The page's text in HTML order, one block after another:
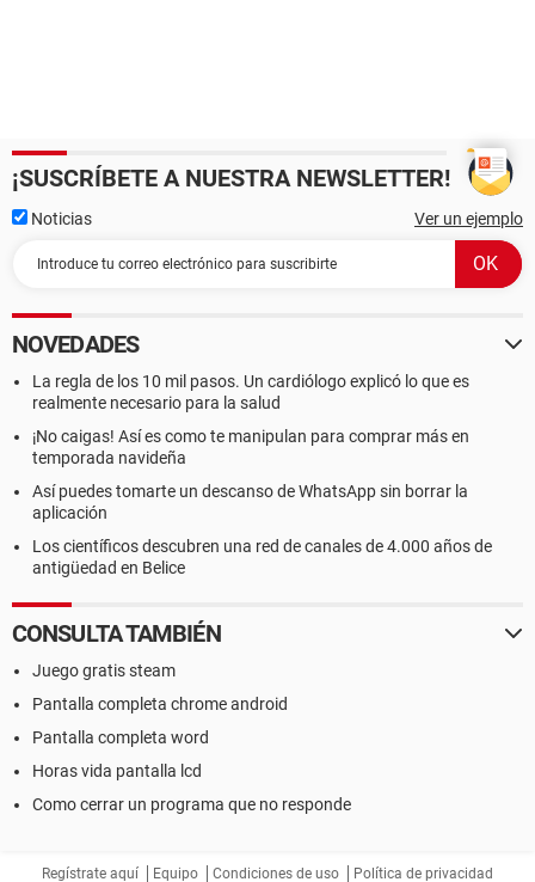
¡SUSCRÍBETE A NUESTRA NEWSLETTER!
Noticias Ver un ejemplo
NOVEDADES
La regla de los 10 mil pasos. Un cardiólogo explicó lo que es
realmente necesario para la salud
¡No caigas! Así es como te manipulan para comprar más en
temporada navideña
Así puedes tomarte un descanso de WhatsApp sin borrar la
aplicación
Los científicos descubren una red de canales de 4.000 años de
antigüedad en Belice
CONSULTA TAMBIÉN
Juego gratis steam
Pantalla completa chrome android
Pantalla completa word
Horas vida pantalla lcd
Como cerrar un programa que no responde
Regístrate aquí Equipo Condiciones de uso Política de privacidad